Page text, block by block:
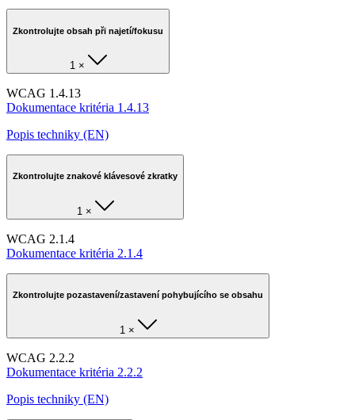
Zkontrolujte obsah při najetí/fokusu
1 ×
WCAG 1.4.13
Dokumentace kritéria 1.4.13
Popis techniky (EN)
Zkontrolujte znakové klávesové zkratky
1 ×
WCAG 2.1.4
Dokumentace kritéria 2.1.4
Zkontrolujte pozastavení/zastavení pohybujícího se obsahu
1 ×
WCAG 2.2.2
Dokumentace kritéria 2.2.2
Popis techniky (EN)